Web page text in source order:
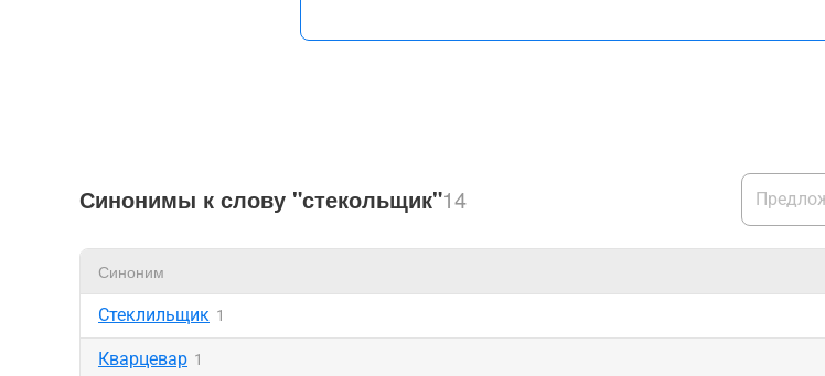
Синонимы к слову "стекольщик"14
Синоним
Стеклильщик 1
Кварцевар 1